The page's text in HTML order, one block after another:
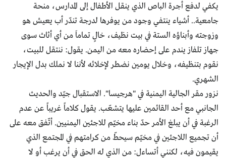
يكفي لدفع أجرة الباص الذي ينقل الأطفال إلى المدارس، منحة
جامعية.. أشياء ينتفي وجود من يوفرها لدرجة تندّر أب يعيش هو
وزوجته وأبناؤه الستة في بيت نظيف، خالٍ تماماَ من أي أثاث سوى
جهاز تلفاز يندم على إحضاره معه من اليمن. يقول: ننتقل للبيت،
نقوم بتنظيفه، وخلال يومين نضطر لإخلائه لأننا لا نملك بدل الإيجار
الشهري.
نزور مقر الجالية اليمنية في "هرجيسا". الاستقبال جيّد والحديث
الجانبي مع أحد القائمين عليها يتشعّب. يقول كلاماً غريباً عن عدم
الرغبة في أن يبلغ الأمر حدّ بناء مخيّم للاجئين اليمنيين. أتّفق معه على
أن تجميع اللاجئين في مخيّم سيحطّ من كرامتهم في المجتمع الذي
يقيمون فيه، لكنني أتساءل: من الذي له الحق في أن يرغب أو لا